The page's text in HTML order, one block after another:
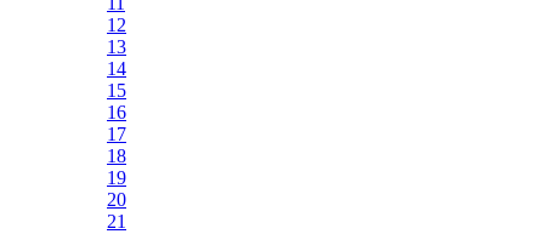
12
13
14
15
16
17
18
19
20
21